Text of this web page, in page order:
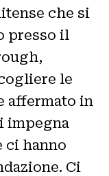
che si
presso il
le
affermato in
impegna
ci hanno
Ci